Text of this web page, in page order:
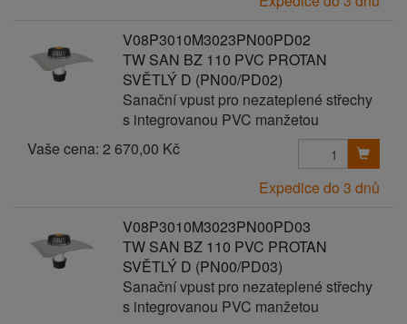
V08P3010M3023PN00PD02
TW SAN BZ 110 PVC PROTAN
SVĚTLÝ D (PN00/PD02)
Sanační vpust pro nezateplené střechy
s integrovanou PVC manžetou
Vaše cena: 2 670,00 Kč
Expedice do 3 dnů
V08P3010M3023PN00PD03
TW SAN BZ 110 PVC PROTAN
SVĚTLÝ D (PN00/PD03)
Sanační vpust pro nezateplené střechy
s integrovanou PVC manžetou